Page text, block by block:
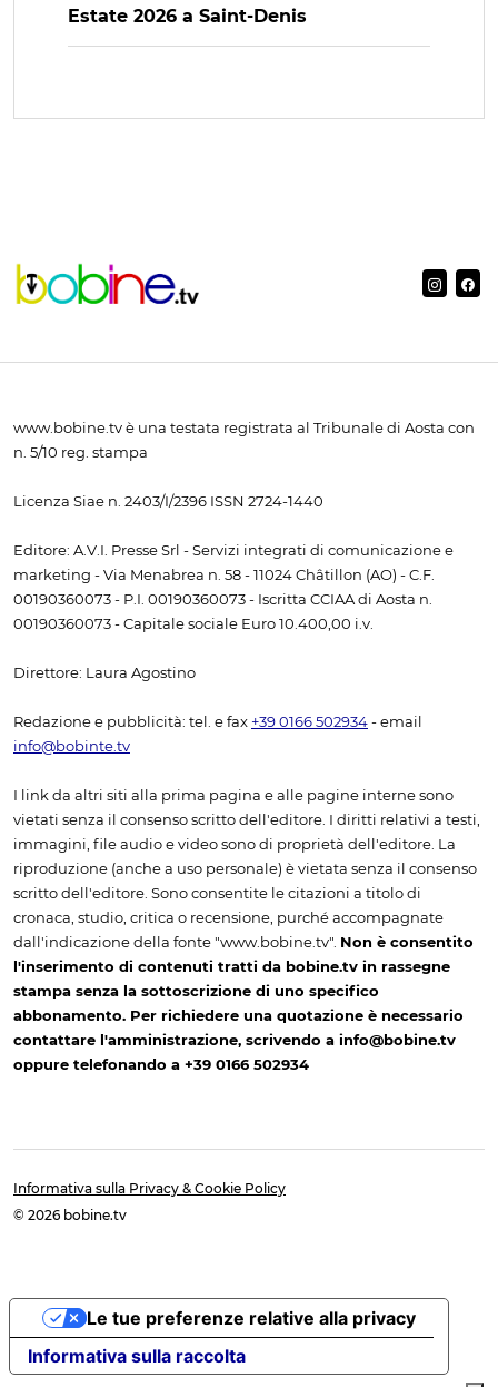
Estate 2026 a Saint-Denis
www.bobine.tv è una testata registrata al Tribunale di Aosta con
n. 5/10 reg. stampa
Licenza Siae n. 2403/I/2396 ISSN 2724-1440
Editore: A.V.I. Presse Srl - Servizi integrati di comunicazione e
marketing - Via Menabrea n. 58 - 11024 Châtillon (AO) - C.F.
00190360073 - P.I. 00190360073 - Iscritta CCIAA di Aosta n.
00190360073 - Capitale sociale Euro 10.400,00 i.v.
Direttore: Laura Agostino
Redazione e pubblicità: tel. e fax +39 0166 502934 - email
info@bobinte.tv
I link da altri siti alla prima pagina e alle pagine interne sono
vietati senza il consenso scritto dell'editore. I diritti relativi a testi,
immagini, file audio e video sono di proprietà dell'editore. La
riproduzione (anche a uso personale) è vietata senza il consenso
scritto dell'editore. Sono consentite le citazioni a titolo di
cronaca, studio, critica o recensione, purché accompagnate
dall'indicazione della fonte "www.bobine.tv". Non è consentito
l'inserimento di contenuti tratti da bobine.tv in rassegne
stampa senza la sottoscrizione di uno specifico
abbonamento. Per richiedere una quotazione è necessario
contattare l'amministrazione, scrivendo a info@bobine.tv
oppure telefonando a +39 0166 502934
Informativa sulla Privacy & Cookie Policy
© 2026 bobine.tv
Informativa sulla raccolta
Le tue preferenze relative alla privacy